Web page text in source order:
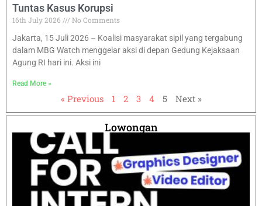
Tuntas Kasus Korupsi
16th July 2026
No Comments
Jakarta, 15 Juli 2026 – Koalisi masyarakat sipil yang tergabung
dalam MBG Watch menggelar aksi di depan Gedung Kejaksaan
Agung RI hari ini. Aksi ini
Read More »
« Previous 1 2 3 4 5 Next »
Lowongan